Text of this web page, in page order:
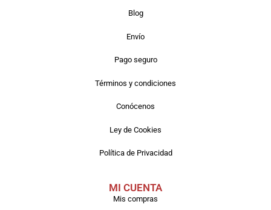
Blog
Envío
Pago seguro
Términos y condiciones
Conócenos
Ley de Cookies
Política de Privacidad
MI CUENTA
Mis compras